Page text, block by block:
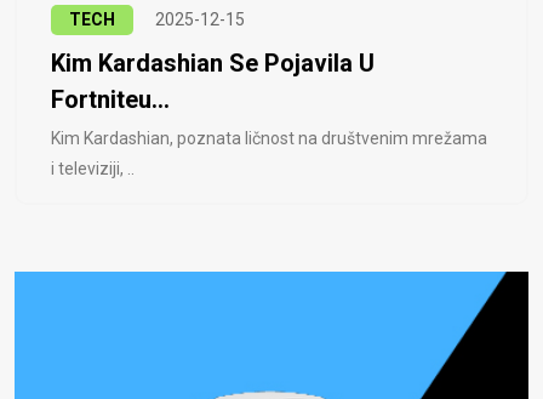
TECH 2025-12-15
Kim Kardashian Se Pojavila U
Fortniteu...
Kim Kardashian, poznata ličnost na društvenim mrežama
i televiziji, ..